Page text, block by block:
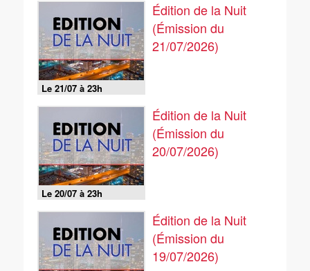
Le 21/07 à 23h
Édition de la Nuit
(Émission du
21/07/2026)
Le 20/07 à 23h
Édition de la Nuit
(Émission du
20/07/2026)
Édition de la Nuit
(Émission du
19/07/2026)